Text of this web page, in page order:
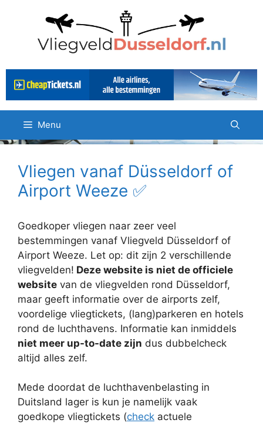
Menu
Vliegen vanaf Düsseldorf of
Airport Weeze ✅
Goedkoper vliegen naar zeer veel
bestemmingen vanaf Vliegveld Düsseldorf of
Airport Weeze. Let op: dit zijn 2 verschillende
vliegvelden! Deze website is niet de officiele
website van de vliegvelden rond Düsseldorf,
maar geeft informatie over de airports zelf,
voordelige vliegtickets, (lang)parkeren en hotels
rond de luchthavens. Informatie kan inmiddels
niet meer up-to-date zijn dus dubbelcheck
altijd alles zelf.
Mede doordat de luchthavenbelasting in
Duitsland lager is kun je namelijk vaak
goedkope vliegtickets (check actuele